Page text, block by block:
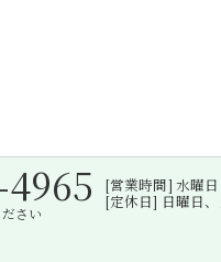
さい
[営業時間] 水曜
[定休日] 日曜日